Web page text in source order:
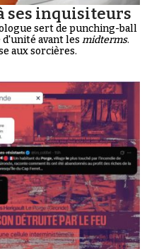
ses inquisiteurs
sert de punching-ball
avant les midterms.
aux sorcières.